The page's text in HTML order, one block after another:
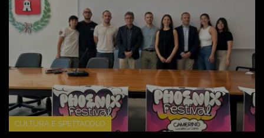
CULTURA E SPETTACOLO